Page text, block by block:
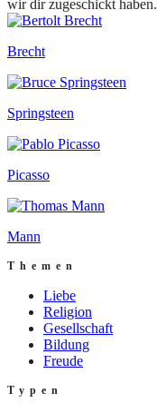
wir dir zugeschickt haben.
Brecht
Springsteen
Picasso
Mann
Themen
Liebe
Religion
Gesellschaft
Bildung
Freude
Typen